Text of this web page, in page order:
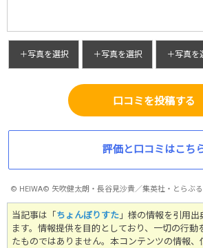
＋写真を選択 ＋写真を選択 ＋写真を
口コミを投稿する
評価と口コミはこち
© HEIWA© 矢吹健太朗・長谷見沙貴／集英社・とらぶ
当記事は「 ちょんぼりすた 」様の情報を引用
ます。情報提供を目的としており、一切の行動
たものではありません。 本コンテンツの情報